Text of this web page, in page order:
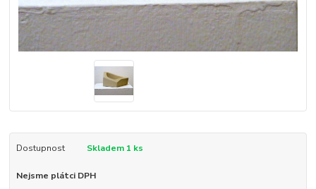
Dostupnost Skladem 1 ks
Nejsme plátci DPH